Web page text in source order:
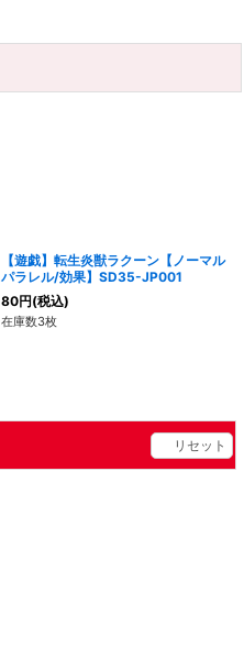
【遊戯】転生炎獣ラクーン【ノーマル
パラレル/効果】SD35-JP001
80円(税込)
在庫数3枚
リセット